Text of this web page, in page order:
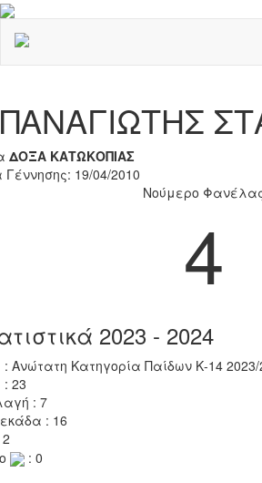
ΠΑΝΑΓΙΩΤΗΣ
ΔΟΞΑ ΚΑΤΩΚΟΠΙΑΣ
Γέννησης: 19/04/2010
Νούμερο
4
2023 - 2024
: Ανώτατη Κατηγορία Παίδων Κ-14 2023/
23
: 7
: 16
: 0